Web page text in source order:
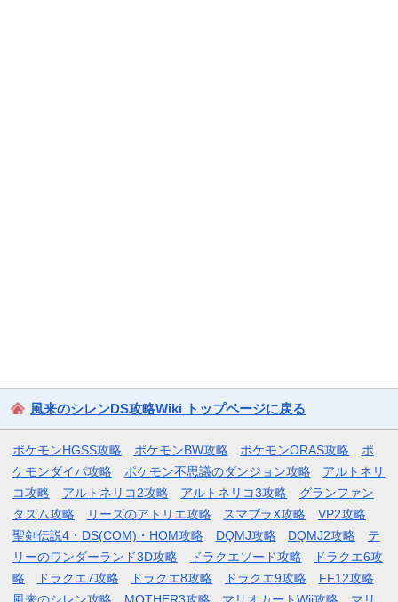
風来のシレンDS攻略Wiki トップページに戻る
ポケモンHGSS攻略 ポケモンBW攻略 ポケモンORAS攻略
ポ
ケモンダイパ攻略
ポケモン不思議のダンジョン攻略
アルトネリ
コ攻略
アルトネリコ2攻略 アルトネリコ3攻略
グランファン
タズム攻略
リーズのアトリエ攻略 スマブラX攻略
VP2攻略
聖剣伝説4・DS(COM)・HOM攻略
DQMJ攻略 DQMJ2攻略
テ
リーのワンダーランド3D攻略
ドラクエソード攻略
ドラクエ6攻
略
ドラクエ7攻略 ドラクエ8攻略 ドラクエ9攻略
FF12攻略
風来のシレン攻略
MOTHER3攻略 マリオカートWii攻略 マリ